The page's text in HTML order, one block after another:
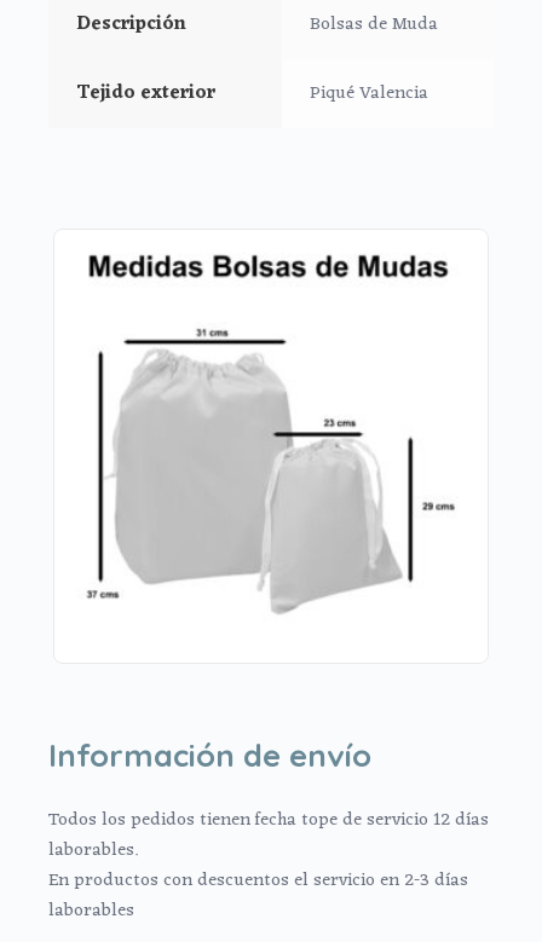
**Puedes lavar a mano o en lavadora, siempre agua
Descripción Bolsas de Muda
Tejido exterior Piqué Valencia
Información de envío
Todos los pedidos tienen fecha tope de servicio 12 días
laborables.
En productos con descuentos el servicio en 2-3 días
laborables